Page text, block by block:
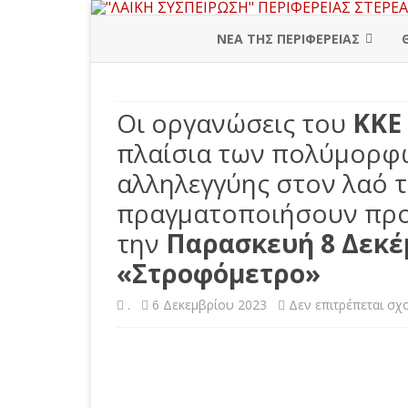
ΝΕΑ ΤΗΣ ΠΕΡΙΦΕΡΕΙΑΣ
ΒΟΙΩΤΙΑ
ΕΥΒΟΙΑ
ΕΥΡΥΤΑΝΙΑ
ΦΩΚΙΔΑ
Οι οργανώσεις του ΚΚΕ
πλαίσια των
αλληλεγγύης στον λαό
πραγματοποιήσουν
την Παρασκευή 8
«Στροφόμετρο»
. 6 Δεκεμβρίου 2023 Δεν επιτρέπεται